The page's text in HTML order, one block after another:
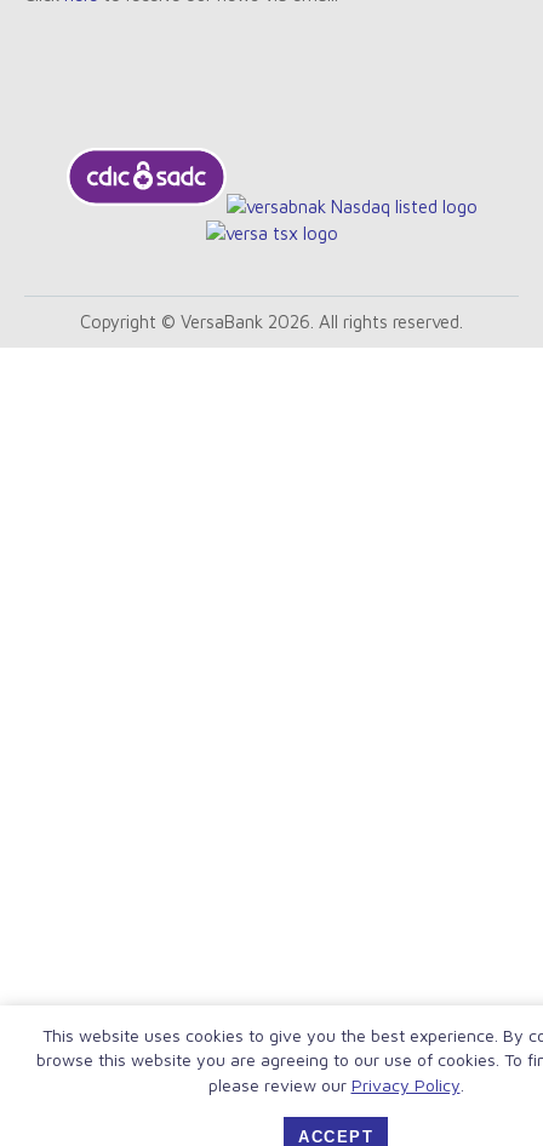
Copyright © VersaBank 2026. All rights reserved.
This website uses cookies to give you the best experience. By
browse this website you are agreeing to our use of cookies. To
please review our Privacy Policy
ACCEPT